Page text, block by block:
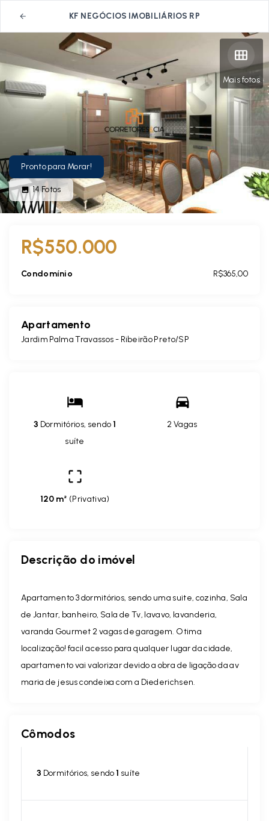
KF NEGÓCIOS IMOBILIÁRIOS RP
Mais fotos
Pronto para Morar!
14Fotos
R$550.000
Condomínio R$365,00
Apartamento
Jardim Palma Travassos - Ribeirão Preto/SP
3 Dormitórios, sendo1
suíte
2 Vagas
120 m² (Privativa)
Descrição do imóvel
Apartamento 3 dormitórios, sendo uma suite, cozinha, Sala
de Jantar, banheiro, Sala de Tv, lavavo, lavanderia,
varanda Gourmet 2 vagas de garagem. Otima
localização! facil acesso para qualquer lugar da cidade,
apartamento vai valorizar devido a obra de ligação da av
maria de jesus condeixa com a Diederichsen.
Cômodos
3 Dormitórios, sendo1 suíte